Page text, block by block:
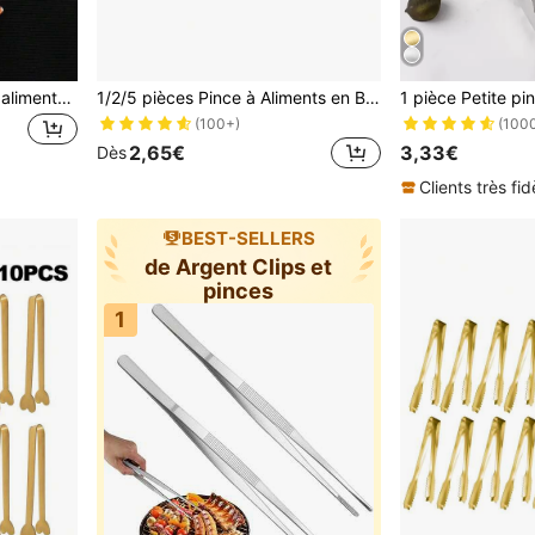
1 pièce /2 pièces Pinces à aliments en bois, Pinces à barbecue, Pinces à salade, Pinces à pâtisserie, Pince à pain
1/2/5 pièces Pince à Aliments en Bambou/Bois, Pince de Cuisine Portable pour Barbecue, Cuisson, Dessert, Pain, Tasse à Thé, Pinces à Épiler, Pinces
(100+)
Dès2,65€
#2 BEST-SELLERS
#2 BEST-SELLERS
#2 BEST-SELLERS
#2 BEST-SELLERS
3,33€
Clients très
BEST-SELLERS
de Argent Clips et
pinces
1